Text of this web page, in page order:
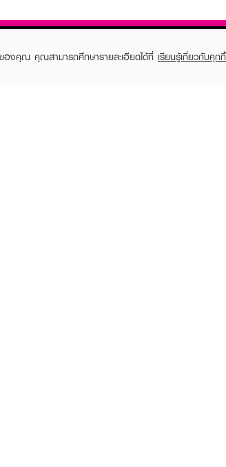
ของคุณ คุณสามารถศึกษารายละเอียดได้ที่ เรียนรู้เกี่ยวกับคุก